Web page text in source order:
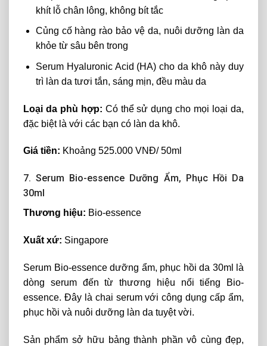
khít lỗ chân lông, không bít tắc
Củng cố hàng rào bảo vệ da, nuôi dưỡng làn da
khỏe từ sâu bên trong
Serum Hyaluronic Acid (HA) cho da khô này duy
trì làn da tươi tắn, sáng mịn, đều màu da
Loại da phù hợp: Có thể sử dụng cho mọi loại da,
đặc biệt là với các bạn có làn da khô.
Giá tiền: Khoảng 525.000 VNĐ/ 50ml
7. Serum Bio-essence Dưỡng Ẩm, Phục Hồi Da
30ml
Thương hiệu: Bio-essence
Xuất xứ: Singapore
Serum Bio-essence dưỡng ẩm, phục hồi da 30ml là
dòng serum đến từ thương hiệu nổi tiếng Bio-
essence. Đây là chai serum với công dụng cấp ẩm,
phục hồi và nuôi dưỡng làn da tuyệt vời.
Sản phẩm sở hữu bảng thành phần vô cùng đẹp,